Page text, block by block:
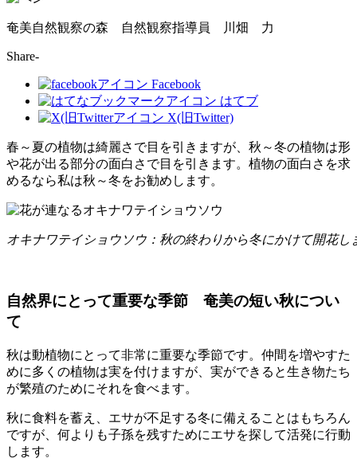
奄美自然観察の森 自然観察指導員 川畑 力
Share-
Facebook
はてブ
X(旧Twitter)
春～夏の植物は綺麗さで目を引きますが、秋～冬の植物は形
や花が出る部分の面白さで目を引きます。植物の面白さを求
めるなら私は秋～冬をお勧めします。
オキナワテイショウソウ：秋の終わりから冬にかけて開花
自然界にとって重要な季節 奄美の短い秋につい
て
秋は動植物にとって非常に重要な季節です。仲間を増やすた
めに多くの植物は実を付けますが、実ができると生き物たち
が繁殖のためにそれを食べます。
秋に食料を蓄え、エサが不足する冬に備えることはもちろん
ですが、何よりも子孫を残すためにエサを探して活発に行動
します。